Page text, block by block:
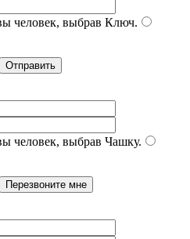
человек, выбрав Ключ.
человек, выбрав Чашку.